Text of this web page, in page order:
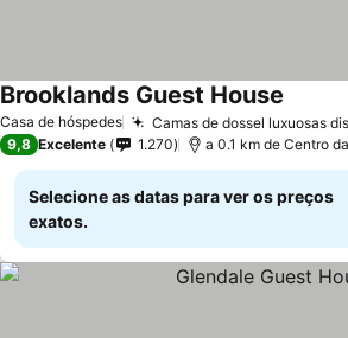
Casa de hóspedes Camas de dossel luxuosas
Brooklands Guest House
9,8 Excelente 1.270 a 0.1 km de Centro
Selecione as datas para ver os preços
exatos.